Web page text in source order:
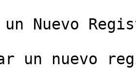
Nuevo
un nuevo